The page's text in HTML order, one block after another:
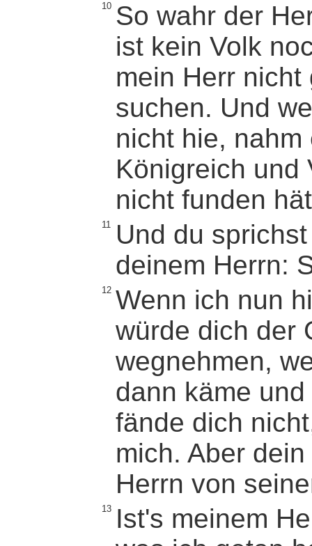
10 So wahr der
ist kein Volk
mein Herr
suchen. Und
nicht hie,
Königreich und
nicht funden
11
Und du
deinem Herrn:
12 Wenn ich nun
würde dich der
wegnehmen,
dann käme
fände dich
mich. Aber
Herrn von
13 Ist's meinem